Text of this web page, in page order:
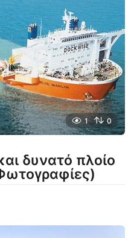
1 0
δυνατό πλοίο